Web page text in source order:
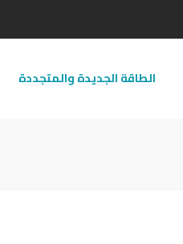
الطاقة الجديدة والمتجددة